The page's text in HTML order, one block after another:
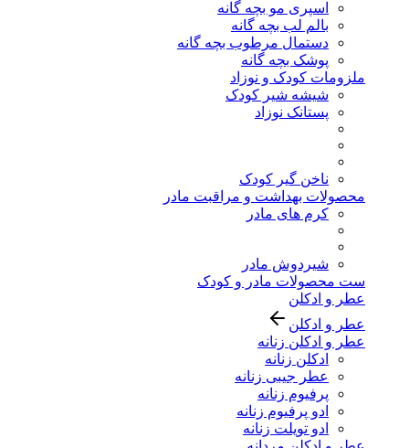
اسپری مو بچه گانه
بالم لب بچه گانه
دستمال مرطوب بچه گانه
پوشک بچه گانه
ملزومات کودک و نوزاد
شیشه شیر کودک
پستانک نوزاد
ناخن گیر کودک
محصولات بهداشت و مراقبت مادر
کرم های مادر
شیردوش مادر
ست محصولات مادر و کودک
عطر و ادکلن
عطر و ادکلن
عطر و ادکلن زنانه
ادکلن زنانه
عطر جیبی زنانه
پرفیوم زنانه
ادو پرفیوم زنانه
ادو تویلت زنانه